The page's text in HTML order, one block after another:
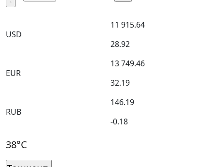
USD
11 915.64
28.92
EUR
13 749.46
32.19
RUB
146.19
-0.18
38°C